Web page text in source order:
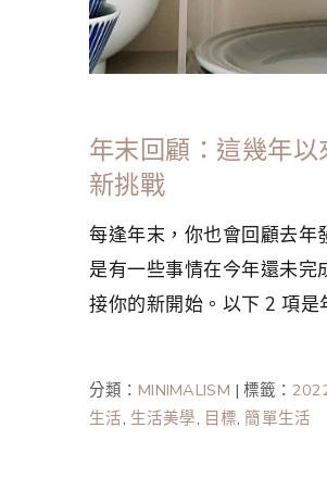
年末回顧：這幾年
新挑戰
每逢年末，你也會回顧去年
是有一些事情在今年還未完
接你的新開始。以下 2 項
分類： MINIMALISM | 標籤：
生活, 生活美學, 目標, 簡單生活